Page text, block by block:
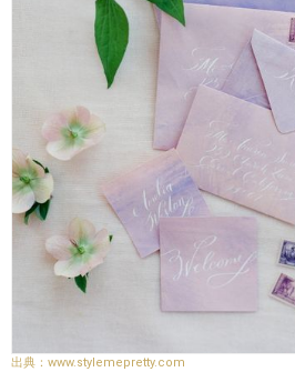
www.stylemepretty.com